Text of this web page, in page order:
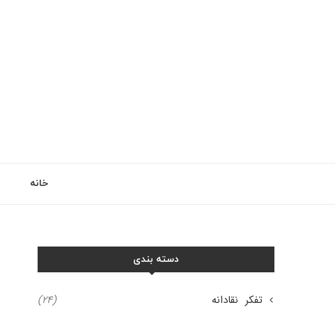
خانه
دسته بندی
تفکر نقادانه (۲۴)